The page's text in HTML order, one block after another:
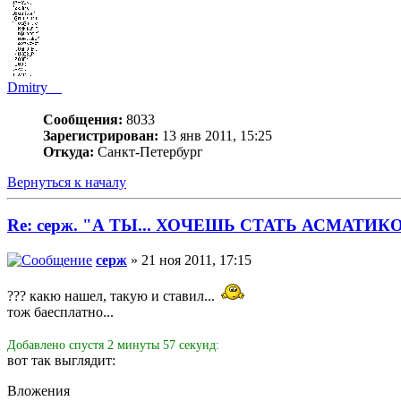
Dmitry__
Сообщения: 8033
Зарегистрирован: 13 янв 2011, 15:25
Откуда: Санкт-Петербург
Вернуться к началу
Re: серж. "А ТЫ... ХОЧЕШЬ СТАТЬ
серж » 21 ноя 2011, 17:15
??? какю нашел, такую и ставил...
тож баесплатно...
Добавлено спустя 2 минуты 57 секунд:
вот так выглядит:
Вложения